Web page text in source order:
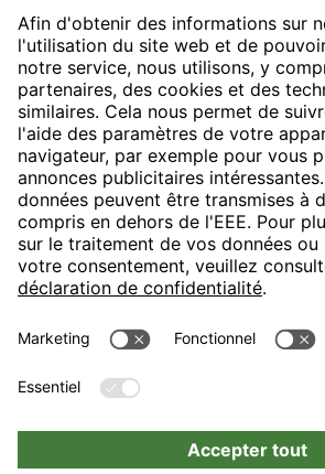
H-Hotels.com sponsorise le club de football
Suivez les nouveautés et informations de